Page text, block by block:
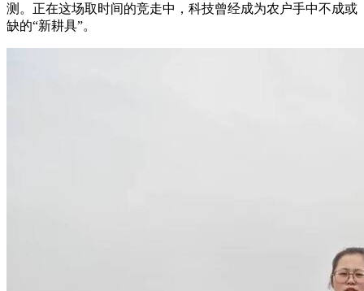
测。正在这场取时间的竞走中，科技曾经成为农户手中不成或
缺的“新耕具”。